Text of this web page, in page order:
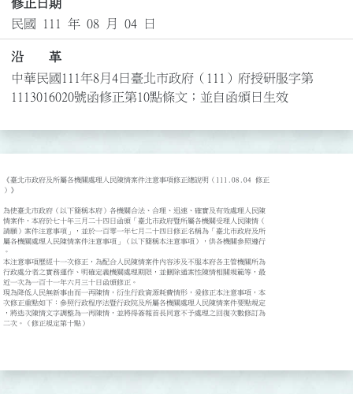
修正日期
民國 111 年 08 月 04 日
沿 革
中華民國111年8月4日臺北市政府（111）府授研服字第
1113016020號函修正第10點條文；並自函頒日生效
《臺北市政府及所屬各機關處理人民陳情案件注意事項修正總說明（111.08.04 修正
）》
為使臺北市政府（以下簡稱本府）各機關合法、合理、迅速、確實及有效處理人民陳
情案件，本府於七十年三月二十四日函頒「臺北市政府暨所屬各機關受理人民陳情（
請願）案件注意事項」，並於一百零一年七月二十四日修正名稱為「臺北市政府及所
屬各機關處理人民陳情案件注意事項」（以下簡稱本注意事項），供各機關參照遵行
。
本注意事項歷經十一次修正，為配合人民陳情案件內容涉及不服本府各主管機關所為
行政處分者之實務運作、明確定義機關處理期限，並刪除通案性陳情相關規範等，最
近一次為一百十一年六月三十日函頒修正。
現為降低人民無新事由而一再陳情，衍生行政資源耗費情形，爰修正本注意事項，本
次修正重點如下：參照行政程序法暨行政院及所屬各機關處理人民陳情案件要點規定
，將迭次陳情文字調整為一再陳情，並將得簽報首長同意不予處理之回復次數修訂為
二次。（修正規定第十點）